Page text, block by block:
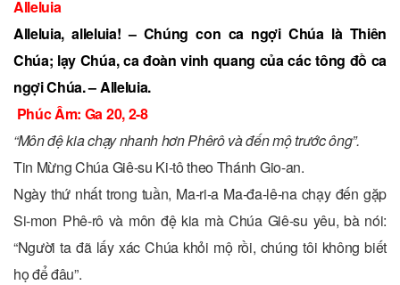
Alleluia
Alleluia, alleluia! – Chúng con ca ngợi Chúa là Thiên
Chúa; lạy Chúa, ca đoàn vinh quang của các tông đồ ca
ngợi Chúa. – Alleluia.
Phúc Âm: Ga 20, 2-8
“Môn đệ kia chạy nhanh hơn Phêrô và đến mộ trước ông”.
Tin Mừng Chúa Giê-su Ki-tô theo Thánh Gio-an.
Ngày thứ nhất trong tuần, Ma-ri-a Ma-đa-lê-na chạy đến gặp
Si-mon Phê-rô và môn đệ kia mà Chúa Giê-su yêu, bà nói:
“Người ta đã lấy xác Chúa khỏi mộ rồi, chúng tôi không biết
họ để đâu”.